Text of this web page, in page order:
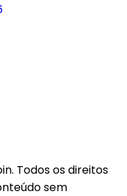
Todos os direitos
sem